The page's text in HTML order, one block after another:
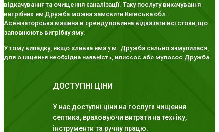
відкачування та очищення каналізації. Таку послугу викачування
вигрібних ям Дружба можна замовити Київська обл..
Асенізаторська машина в оренду повинна відкачати всі стоки, що
заповнюють вигрібну яму.
У тому випадку, якщо зливна яма у м. Дружба сильно замулилася,
для очищення необхідна наявність, илиссос або мулосос Дружба.
ДОСТУПНІ ЦІНИ
У нас доступні ціни на послуги чищення
септика, враховуючи витрати на техніку,
інструменти та ручну працю.